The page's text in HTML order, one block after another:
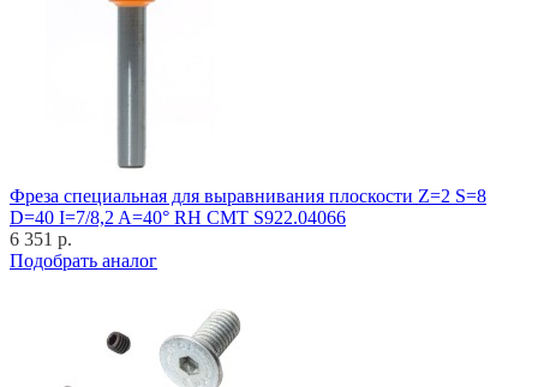
Фреза специальная для выравнивания плоскости Z=2 S=8
D=40 I=7/8,2 A=40° RH CMT S922.04066
6 351 р.
Подобрать аналог